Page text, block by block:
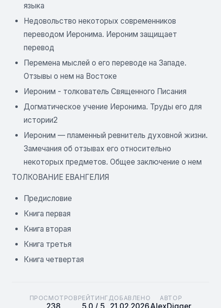
языка
Недовольство некоторых современников
переводом Иеронима. Иероним защищает
перевод
Перемена мыслей о его переводе на Западе.
Отзывы о нем на Востоке
Иероним - толкователь Священного Писания
Догматическое учение Иеронима. Труды его для
истории2
Иероним — пламенный ревнитель духовной жизни.
Замечания об отзывах его относительно
некоторых предметов. Общее заключение о нем
ТОЛКОВАНИЕ ЕВАНГЕЛИЯ
Предисловие
Книга первая
Книга вторая
Книга третья
Книга четвертая
ПРОСМОТРОВ
238
РЕЙТИНГ
5.0 / 5
ДОБАВЛЕНО
21.02.2026
АВТОР
AlexDigger